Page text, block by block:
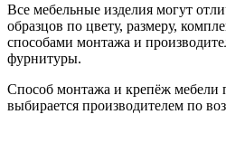
Все мебельные изделия могут
образцов по цвету, размеру,
способами монтажа и
фурнитуры.
Способ монтажа и крепёж мебели
выбирается производителем по